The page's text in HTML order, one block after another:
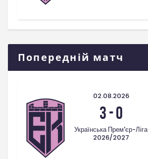
Попередній матч
02.08.2026
3-0
Українська Прем'єр-Ліга
2026/2027